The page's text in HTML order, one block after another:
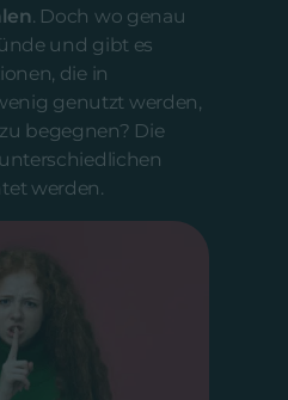
. Doch wo genau
und gibt es
die in
genutzt werden,
begegnen? Die
werden.